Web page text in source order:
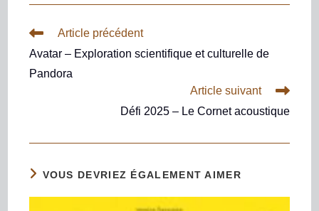
Article précédent
Avatar – Exploration scientifique et culturelle de
Pandora
Article suivant
Défi 2025 – Le Cornet acoustique
VOUS DEVRIEZ ÉGALEMENT AIMER